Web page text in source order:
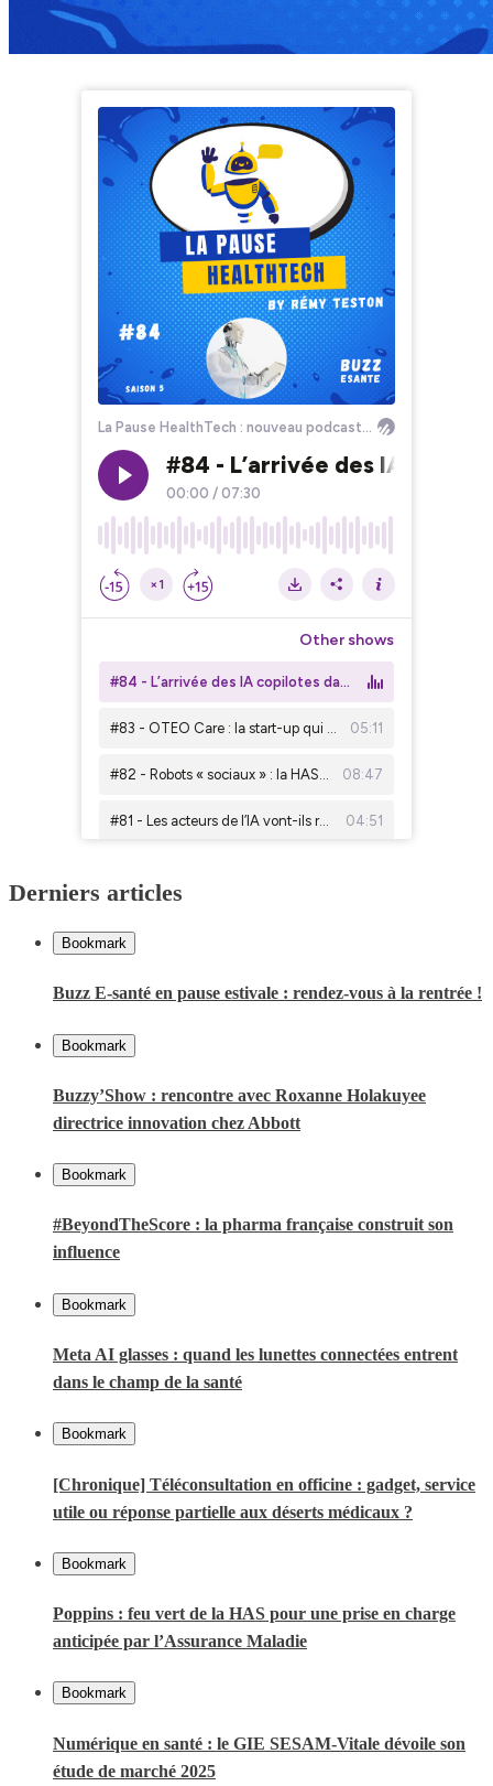
Derniers articles
Bookmark
Buzz E-santé en pause estivale : rendez-vous à la rentrée !
Bookmark
Buzzy’Show : rencontre avec Roxanne Holakuyee
directrice innovation chez Abbott
Bookmark
#BeyondTheScore : la pharma française construit son
influence
Bookmark
Meta AI glasses : quand les lunettes connectées entrent
dans le champ de la santé
Bookmark
[Chronique] Téléconsultation en officine : gadget, service
utile ou réponse partielle aux déserts médicaux ?
Bookmark
Poppins : feu vert de la HAS pour une prise en charge
anticipée par l’Assurance Maladie
Bookmark
Numérique en santé : le GIE SESAM-Vitale dévoile son
étude de marché 2025